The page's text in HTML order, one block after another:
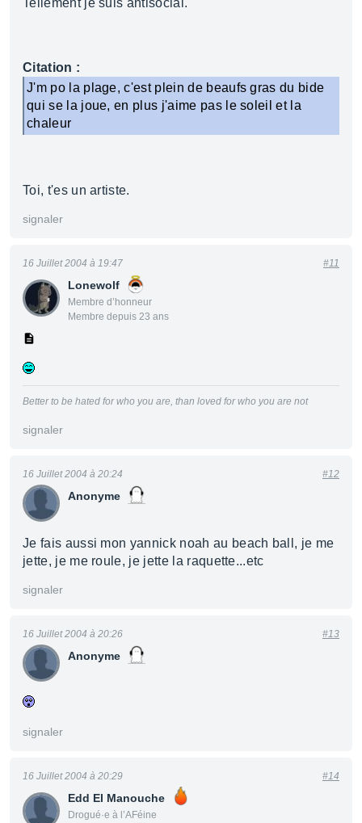
Tellement je suis antisocial.
Citation :
J'm po la plage, c'est plein de beaufs gras du bide
qui se la joue, en plus j'aime pas le soleil et la
chaleur
Toi, t'es un artiste.
signaler
Lonewolf
Membre d’honneur
Membre depuis 23 ans
16 Juillet 2004 à 19:47 #11
Better to be hated for who you are, than loved for who you are not
signaler
Anonyme
16 Juillet 2004 à 20:24 #12
Je fais aussi mon yannick noah au beach ball, je me
jette, je me roule, je jette la raquette...etc
signaler
Anonyme
16 Juillet 2004 à 20:26 #13
signaler
Edd El Manouche
Drogué·e à l’AFéine
16 Juillet 2004 à 20:29 #14